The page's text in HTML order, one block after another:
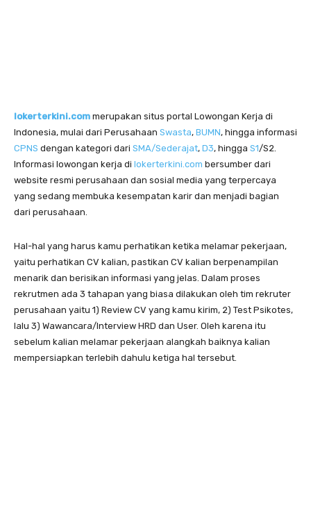
lokerterkini.com merupakan situs portal Lowongan Kerja di
Indonesia, mulai dari Perusahaan Swasta, BUMN, hingga informasi
CPNS dengan kategori dari SMA/Sederajat, D3, hingga S1/S2.
Informasi lowongan kerja di lokerterkini.com bersumber dari
website resmi perusahaan dan sosial media yang terpercaya
yang sedang membuka kesempatan karir dan menjadi bagian
dari perusahaan.
Hal-hal yang harus kamu perhatikan ketika melamar pekerjaan,
yaitu perhatikan CV kalian, pastikan CV kalian berpenampilan
menarik dan berisikan informasi yang jelas. Dalam proses
rekrutmen ada 3 tahapan yang biasa dilakukan oleh tim rekruter
perusahaan yaitu 1) Review CV yang kamu kirim, 2) Test Psikotes,
lalu 3) Wawancara/Interview HRD dan User. Oleh karena itu
sebelum kalian melamar pekerjaan alangkah baiknya kalian
mempersiapkan terlebih dahulu ketiga hal tersebut.